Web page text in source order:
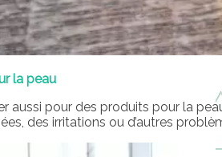
la peau
aussi pour des produits pour la
des irritations ou d’autres